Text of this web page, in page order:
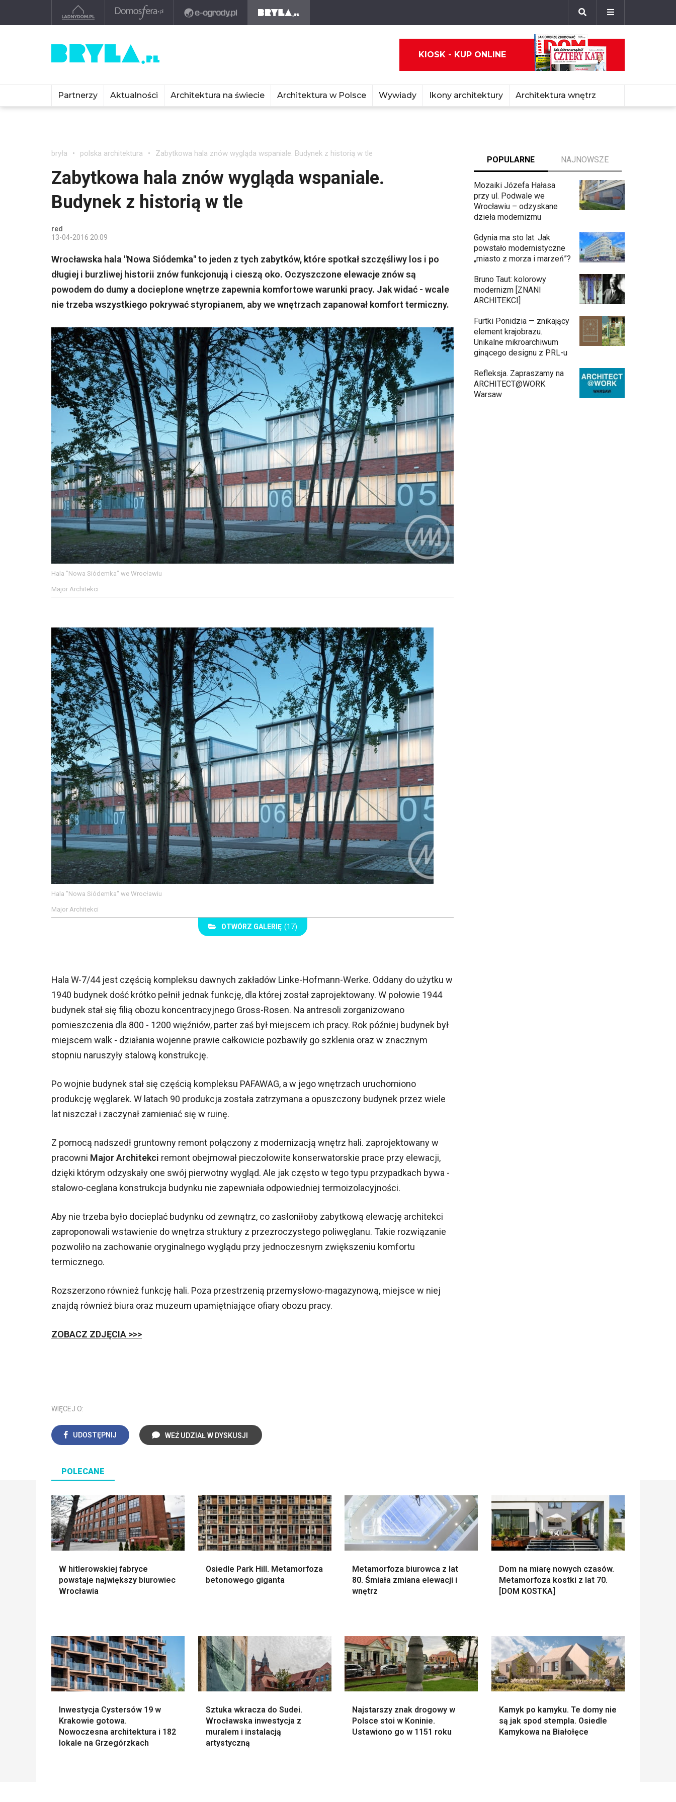
KIOSK - KUP ONLINE
Partnerzy Aktualności Architektura na świecie Architektura w Polsce Wywiady Ikony architektury Architektura wnętrz
bryła polska architektura Zabytkowa hala znów wygląda wspaniale. Budynek z historią w tle
Zabytkowa hala znów wygląda wspaniale.
Budynek z historią w tle
red
13-04-2016 20:09
Wrocławska hala "Nowa Siódemka" to jeden z tych zabytków, które spotkał szczęśliwy los i po
długiej i burzliwej historii znów funkcjonują i cieszą oko. Oczyszczone elewacje znów są
powodem do dumy a docieplone wnętrze zapewnia komfortowe warunki pracy. Jak widać - wcale
nie trzeba wszystkiego pokrywać styropianem, aby we wnętrzach zapanował komfort termiczny.
Hala "Nowa Siódemka" we Wrocławiu
Major Architekci
Hala "Nowa Siódemka" we Wrocławiu
Major Architekci
OTWÓRZ GALERIĘ (17)
Hala W-7/44 jest częścią kompleksu dawnych zakładów Linke-Hofmann-Werke. Oddany do użytku w
1940 budynek dość krótko pełnił jednak funkcję, dla której został zaprojektowany. W połowie 1944
budynek stał się filią obozu koncentracyjnego Gross-Rosen. Na antresoli zorganizowano
pomieszczenia dla 800 - 1200 więźniów, parter zaś był miejscem ich pracy. Rok później budynek był
miejscem walk - działania wojenne prawie całkowicie pozbawiły go szklenia oraz w znacznym
stopniu naruszyły stalową konstrukcję.
Po wojnie budynek stał się częścią kompleksu PAFAWAG, a w jego wnętrzach uruchomiono
produkcję węglarek. W latach 90 produkcja została zatrzymana a opuszczony budynek przez wiele
lat niszczał i zaczynał zamieniać się w ruinę.
Z pomocą nadszedł gruntowny remont połączony z modernizacją wnętrz hali. zaprojektowany w
pracowni Major Architekci remont obejmował pieczołowite konserwatorskie prace przy elewacji,
dzięki którym odzyskały one swój pierwotny wygląd. Ale jak często w tego typu przypadkach bywa -
stalowo-ceglana konstrukcja budynku nie zapewniała odpowiedniej termoizolacyjności.
Aby nie trzeba było docieplać budynku od zewnątrz, co zasłoniłoby zabytkową elewację architekci
zaproponowali wstawienie do wnętrza struktury z przezroczystego poliwęglanu. Takie rozwiązanie
pozwoliło na zachowanie oryginalnego wyglądu przy jednoczesnym zwiększeniu komfortu
termicznego.
Rozszerzono również funkcję hali. Poza przestrzenią przemysłowo-magazynową, miejsce w niej
znajdą również biura oraz muzeum upamiętniające ofiary obozu pracy.
ZOBACZ ZDJĘCIA >>>
WIĘCEJ O:
UDOSTĘPNIJ WEŹ UDZIAŁ W DYSKUSJI
POPULARNE NAJNOWSZE
Mozaiki Józefa Hałasa
przy ul. Podwale we
Wrocławiu – odzyskane
dzieła modernizmu
Gdynia ma sto lat. Jak
powstało modernistyczne
„miasto z morza i marzeń”?
Bruno Taut: kolorowy
modernizm [ZNANI
ARCHITEKCI]
Furtki Ponidzia — znikający
element krajobrazu.
Unikalne mikroarchiwum
ginącego designu z PRL-u
Refleksja. Zapraszamy na
ARCHITECT@WORK
Warsaw
POLECANE
W hitlerowskiej fabryce
powstaje największy biurowiec
Wrocławia
Osiedle Park Hill. Metamorfoza
betonowego giganta
Metamorfoza biurowca z lat
80. Śmiała zmiana elewacji i
wnętrz
Dom na miarę nowych czasów.
Metamorfoza kostki z lat 70.
[DOM KOSTKA]
Inwestycja Cystersów 19 w
Krakowie gotowa.
Nowoczesna architektura i 182
lokale na Grzegórzkach
Sztuka wkracza do Sudei.
Wrocławska inwestycja z
muralem i instalacją
artystyczną
Najstarszy znak drogowy w
Polsce stoi w Koninie.
Ustawiono go w 1151 roku
Kamyk po kamyku. Te domy nie
są jak spod stempla. Osiedle
Kamykowa na Białołęce